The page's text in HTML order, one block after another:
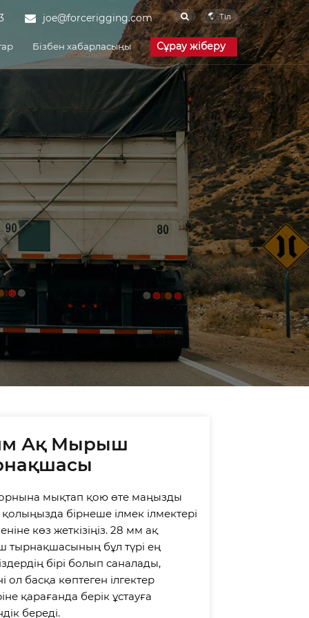
Тіл
joe@forcerigging.com
Камераға арналған
белдік
Force Rigging is one of the
famous China Cam
Buckle Strap
manufacturers and Cam
Buckle Strap suppliers.
Our factory specializes in
manufacturing of Cam
Шексіз бау
Force Rigging is one of the
famous China Endless
Endless Strap suppliers. If
you trust us, please
инженерия Жеткізу және порттар
Жиі қойылатын
сұрақтар
Бізбен хабарласыңы Сұрау жіберу
Ақ Мырыш
мықтап қою өте маңызды
қолыңызда бірнеше ілмек ілмектері
көз жеткізіңіз. 28 мм ақ
тырнақшасының бұл түрі ең
бірі болып саналады,
ол басқа көптеген ілгектер
қарағанда берік ұстауға
береді.